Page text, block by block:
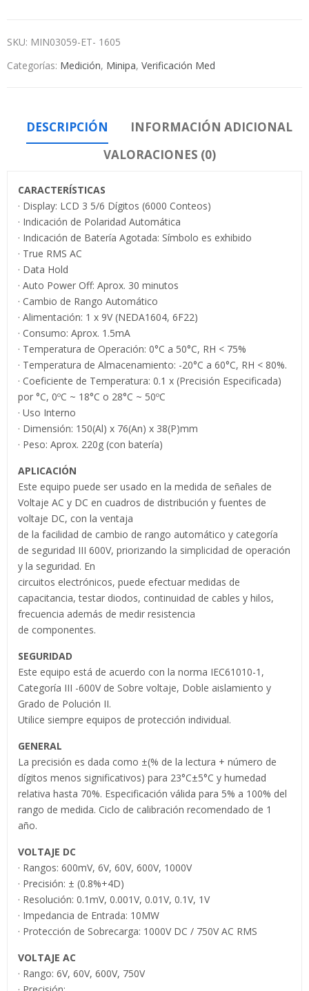
SKU: MIN03059-ET- 1605
Categorías: Medición, Minipa, Verificación Med
DESCRIPCIÓN
INFORMACIÓN ADICIONAL
VALORACIONES (0)
CARACTERÍSTICAS
· Display: LCD 3 5/6 Dígitos (6000 Conteos)
· Indicación de Polaridad Automática
· Indicación de Batería Agotada: Símbolo es exhibido
· True RMS AC
· Data Hold
· Auto Power Off: Aprox. 30 minutos
· Cambio de Rango Automático
· Alimentación: 1 x 9V (NEDA1604, 6F22)
· Consumo: Aprox. 1.5mA
· Temperatura de Operación: 0°C a 50°C, RH < 75%
· Temperatura de Almacenamiento: -20°C a 60°C, RH < 80%.
· Coeficiente de Temperatura: 0.1 x (Precisión Especificada)
por °C, 0ºC ~ 18°C o 28°C ~ 50ºC
· Uso Interno
· Dimensión: 150(Al) x 76(An) x 38(P)mm
· Peso: Aprox. 220g (con batería)
APLICACIÓN
Este equipo puede ser usado en la medida de señales de
Voltaje AC y DC en cuadros de distribución y fuentes de
voltaje DC, con la ventaja
de la facilidad de cambio de rango automático y categoría
de seguridad III 600V, priorizando la simplicidad de operación
y la seguridad. En
circuitos electrónicos, puede efectuar medidas de
capacitancia, testar diodos, continuidad de cables y hilos,
frecuencia además de medir resistencia
de componentes.
SEGURIDAD
Este equipo está de acuerdo con la norma IEC61010-1,
Categoría III -600V de Sobre voltaje, Doble aislamiento y
Grado de Polución II.
Utilice siempre equipos de protección individual.
GENERAL
La precisión es dada como ±(% de la lectura + número de
dígitos menos significativos) para 23°C±5°C y humedad
relativa hasta 70%. Especificación válida para 5% a 100% del
rango de medida. Ciclo de calibración recomendado de 1
año.
VOLTAJE DC
· Rangos: 600mV, 6V, 60V, 600V, 1000V
· Precisión: ± (0.8%+4D)
· Resolución: 0.1mV, 0.001V, 0.01V, 0.1V, 1V
· Impedancia de Entrada: 10MW
· Protección de Sobrecarga: 1000V DC / 750V AC RMS
VOLTAJE AC
· Rango: 6V, 60V, 600V, 750V